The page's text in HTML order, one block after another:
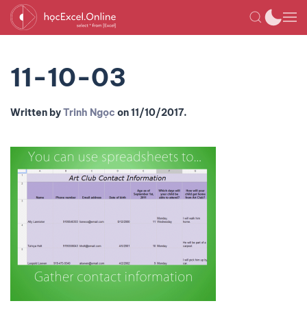
11-10-03
Written byTrinh Ngọc on11/10/2017.